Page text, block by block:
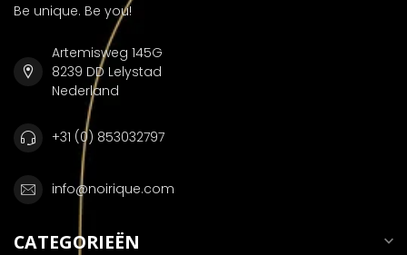
Be unique. Be you!
Artemisweg 145G
8239 DD Lelystad
Nederland
+31 (0) 853032797
info@noirique.com
CATEGORIEËN